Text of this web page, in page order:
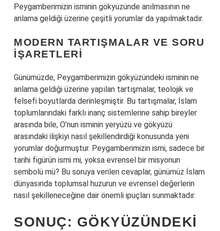
Peygamberimizin isminin gökyüzünde anılmasının ne
anlama geldiği üzerine çeşitli yorumlar da yapılmaktadır.
MODERN TARTIŞMALAR VE SORU
İŞARETLERI
Günümüzde, Peygamberimizin gökyüzündeki isminin ne
anlama geldiği üzerine yapılan tartışmalar, teolojik ve
felsefi boyutlarda derinleşmiştir. Bu tartışmalar, İslam
toplumlarındaki farklı inanç sistemlerine sahip bireyler
arasında bile, O’nun isminin yeryüzü ve gökyüzü
arasındaki ilişkiyi nasıl şekillendirdiği konusunda yeni
yorumlar doğurmuştur. Peygamberimizin ismi, sadece bir
tarihi figürün ismi mi, yoksa evrensel bir misyonun
sembolü mü? Bu soruya verilen cevaplar, günümüz İslam
dünyasında toplumsal huzurun ve evrensel değerlerin
nasıl şekilleneceğine dair önemli ipuçları sunmaktadır.
SONUÇ: GÖKYÜZÜNDEKI